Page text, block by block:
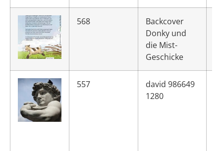
568
Backcover
Donky und
die Mist-
Geschicke
557
david 986649
1280